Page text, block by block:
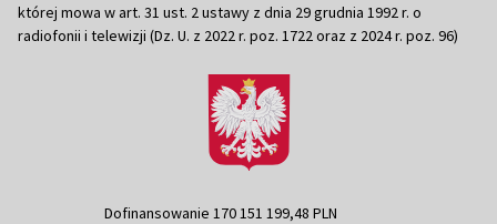
której mowa w art. 31 ust. 2 ustawy z dnia 29 grudnia 1992 r. o
radiofonii i telewizji (Dz. U. z 2022 r. poz. 1722 oraz z 2024 r. poz. 96)
Dofinansowanie 170 151 199,48 PLN